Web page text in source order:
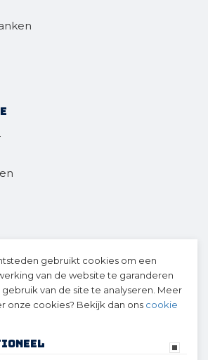
algemene voorwaarden
gebruikt cookies om een
van de website te garanderen
van de site te analyseren. Meer
onze cookies? Bekijk dan ons cookie